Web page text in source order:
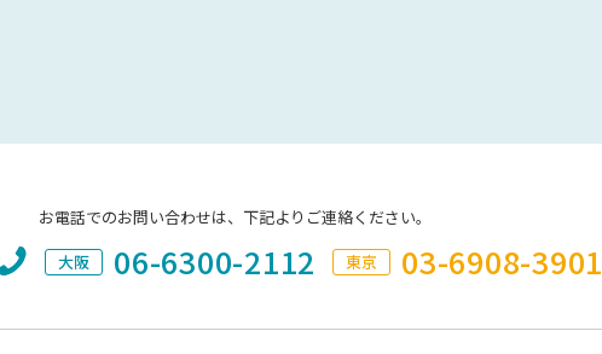
お電話でのお問い合わせは、下記よりご連絡ください。
大阪
06-6300-2112 東京 03-6908-3901